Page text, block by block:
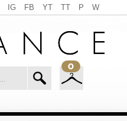
IG FB YT TT P W
0